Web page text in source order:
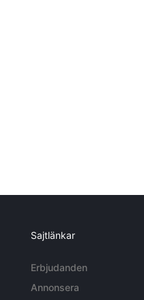
Sajtlänkar
Erbjudanden
Annonsera